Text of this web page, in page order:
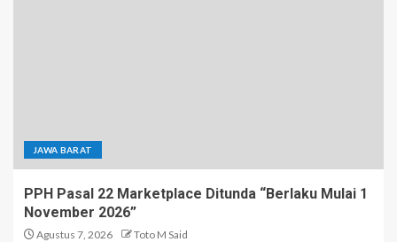
JAWA BARAT
PPH Pasal 22 Marketplace Ditunda “Berlaku Mulai 1
November 2026”
Agustus 7, 2026 Toto M Said